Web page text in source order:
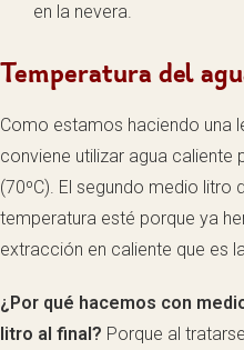
en la nevera.
Temperatura del
Como estamos haciendo una
conviene utilizar agua caliente
(70ºC). El segundo medio litro
temperatura esté porque ya
extracción en caliente que es
¿Por qué hacemos con
litro al final? Porque al